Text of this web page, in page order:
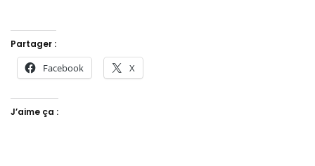
Partager :
Facebook X
J’aime ça :